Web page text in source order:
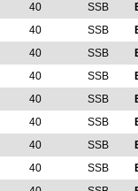
40 SSB
40 SSB
40 SSB
40 SSB
40 SSB
40 SSB
40 SSB
40 SSB